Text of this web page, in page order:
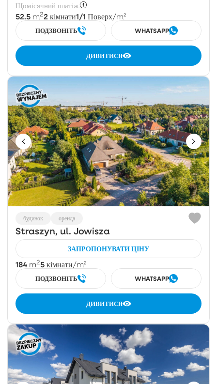
Щомісячний платіж:
52.5 m22 кімнати1/1 Поверх/m²
ПОДЗВОНІТЬ WHATSAPP
ДИВИТИСЯ
будинок оренда
Straszyn, ul. Jowisza
ЗАПРОПОНУВАТИ ЦІНУ
184 m25 кімнати/m²
ПОДЗВОНІТЬ WHATSAPP
ДИВИТИСЯ